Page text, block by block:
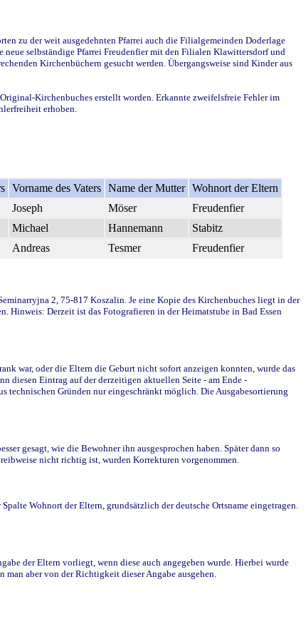
zu der weit ausgedehnten Pfarrei auch die Filialgemeinden Doderlage
selbständige Pfarrei Freudenfier mit den Filialen Klawittersdorf und
Kirchenbüchern gesucht werden. Übergangsweise sind Kinder aus
Kirchenbuches erstellt worden. Erkannte zweifelsfreie Fehler im
erhoben.
Vorname des Vaters Name der Mutter Wohnort der Eltern
Joseph Möser
Freudenfier
Michael Hannemann
Stabitz
Andreas Tesmer Freudenfier
2, 75-817 Koszalin. Je eine Kopie des Kirchenbuches liegt in der
Hinweis: Derzeit ist das Fotografieren in der Heimatstube in Bad Essen
war, oder die Eltern die Geburt nicht sofort anzeigen konnten, wurde das
diesen Eintrag auf der derzeitigen aktuellen Seite - am Ende -
technischen Gründen nur eingeschränkt möglich. Die Ausgabesortierung
gesagt, wie die Bewohner ihn ausgesprochen haben. Später dann so
nicht richtig ist, wurden Korrekturen vorgenommen.
Wohnort der Eltern, grundsätzlich der deutsche Ortsname eingetragen.
der Eltern vorliegt, wenn diese auch angegeben wurde. Hierbei wurde
aber von der Richtigkeit dieser Angabe ausgehen.